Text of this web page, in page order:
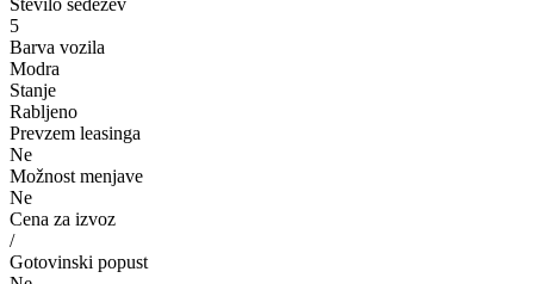
Število sedežev
5
Barva vozila
Modra
Stanje
Rabljeno
Prevzem leasinga
Ne
Možnost menjave
Ne
Cena za izvoz
/
Gotovinski popust